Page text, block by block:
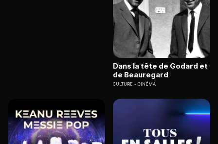
Dans la tête de Godard et
de Beauregard
CULTURE CINÉMA